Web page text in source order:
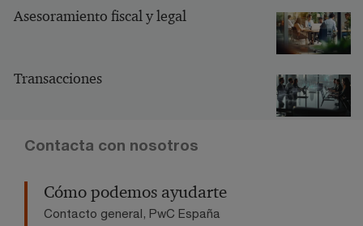
Asesoramiento fiscal y legal
Transacciones
Contacta con nosotros
Cómo podemos ayudarte
Contacto general, PwC España